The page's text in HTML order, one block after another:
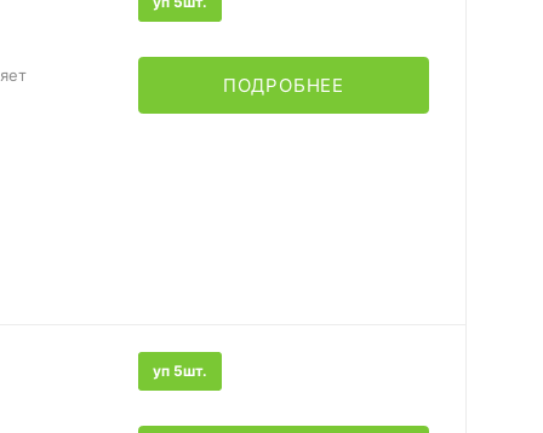
ПОДРОБНЕЕ
уп 5шт.